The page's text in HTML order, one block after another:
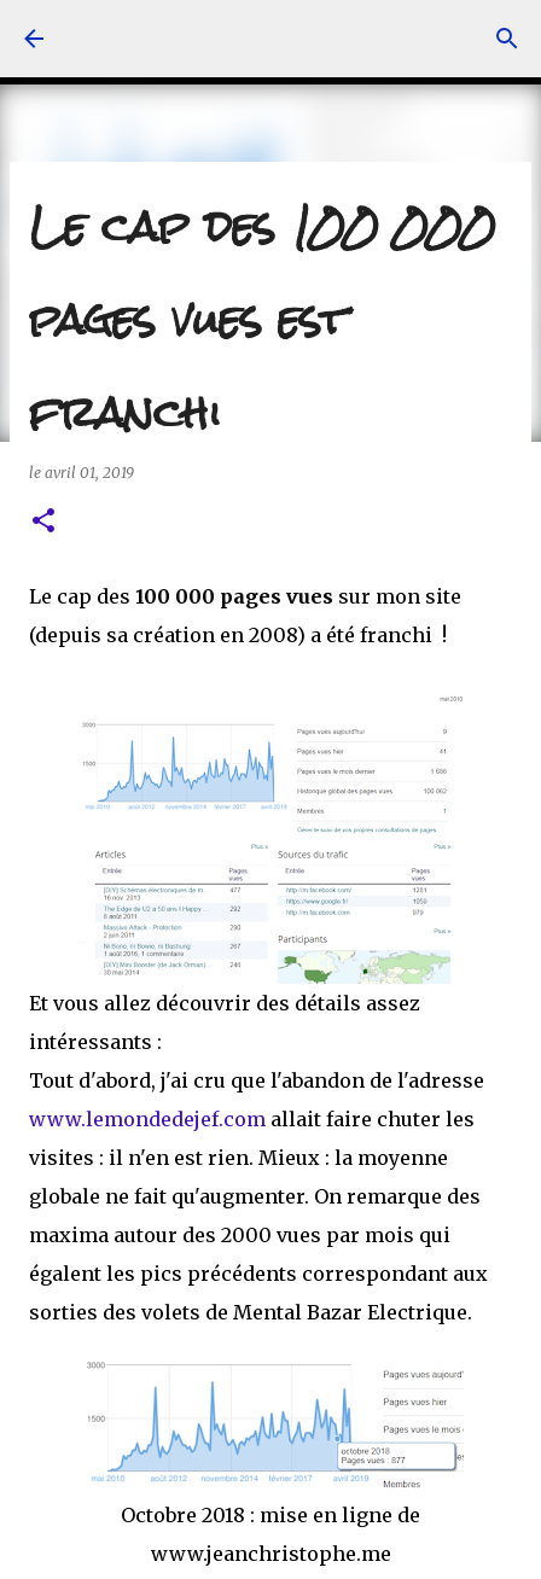
Le cap des 100 000
pages vues est
franchi
le avril 01, 2019
Le cap des 100 000 pages vues sur mon site
(depuis sa création en 2008) a été franchi !
Et vous allez découvrir des détails assez
intéressants :
Tout d'abord, j'ai cru que l'abandon de l'adresse
www.lemondedejef.com allait faire chuter les
visites : il n'en est rien. Mieux : la moyenne
globale ne fait qu'augmenter. On remarque des
maxima autour des 2000 vues par mois qui
égalent les pics précédents correspondant aux
sorties des volets de Mental Bazar Electrique.
Octobre 2018 : mise en ligne de
www.jeanchristophe.me